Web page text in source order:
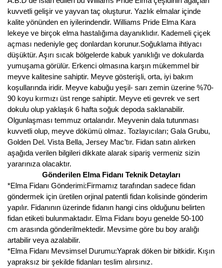
kuvvetli gelişir ve yayvan taç oluşturur. Yazlık elmalar içinde
kalite yönünden en iyilerindendir. Williams Pride Elma Kara
lekeye ve birçok elma hastalığıma dayanıklıdır. Kademeli çiçek
açması nedeniyle geç donlardan korunur.Soğuklama ihtiyacı
düşüktür. Aşırı sıcak bölgelerde kabuk yanıklığı ve dokularda
yumuşama görülür. Erkenci olmasına karşın mükemmel bir
meyve kalitesine sahiptir. Meyve gösterişli, orta, iyi bakım
koşullarında iridir. Meyve kabuğu yeşil- sarı zemin üzerine %70-
90 koyu kırmızı üst renge sahiptir. Meyve eti gevrek ve sert
dokulu olup yaklaşık 6 hafta soğuk depoda saklanabilir.
Olgunlaşması temmuz ortalarıdır. Meyvenin dala tutunması
kuvvetli olup, meyve dökümü olmaz. Tozlayıcıları; Gala Grubu,
Golden Del. Vista Bella, Jersey Mac’tır. Fidan satın alırken
aşağıda verilen bilgileri dikkate alarak sipariş vermeniz sizin
yararınıza olacaktır.
Gönderilen Elma Fidanı Teknik Detayları
*Elma Fidanı Gönderimi:Firmamız tarafından sadece fidan
göndermek için üretilen orjinal patentli fidan kolisinde gönderim
yapılır. Fidanının üzerinde fidanın hangi cins olduğunu belirten
fidan etiketi bulunmaktadır. Elma Fidanı boyu genelde 50-100
cm arasında gönderilmektedir. Mevsime göre bu boy aralığı
artabilir veya azalabilir.
*Elma Fidanı Mevsimsel Durumu:Yaprak döken bir bitkidir. Kışın
yapraksız bir şekilde fidanları teslim alırsınız.
Goji Berry Fidanı
Hünnap Fidanı
İncir Fidanı
Kapari Gebre Otu Fidanı
Kayısı Fidanı
Keçiboynuzu Fidanı
Kestane Fidanı
Kiraz Fidanı
Kivi Fidanı
Kızılcık Fidanı
Kocayemiş Fidanı